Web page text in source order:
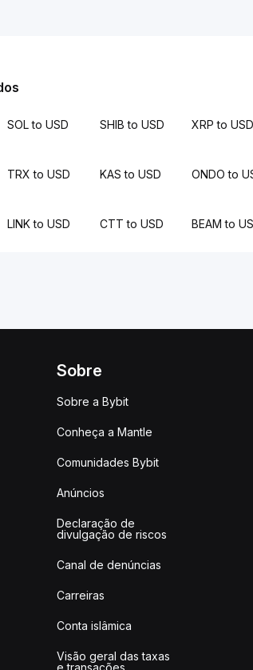
SOL to USD SHIB to USD XRP to USD
TRX to USD KAS to USD ONDO to
LINK to USD CTT to USD BEAM to
Sobre
Sobre a Bybit
Conheça a Mantle
Comunidades Bybit
Anúncios
Declaração de
divulgação de riscos
Canal de denúncias
Carreiras
Conta islâmica
Visão geral das taxas
e transações